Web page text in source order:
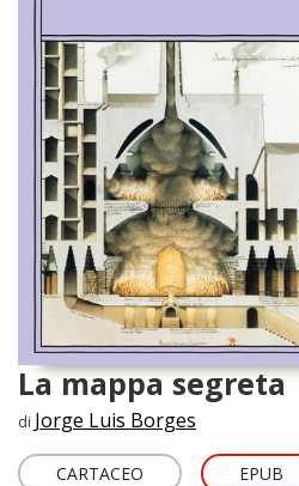
La mappa segreta
di Jorge Luis Borges
CARTACEO EPUB